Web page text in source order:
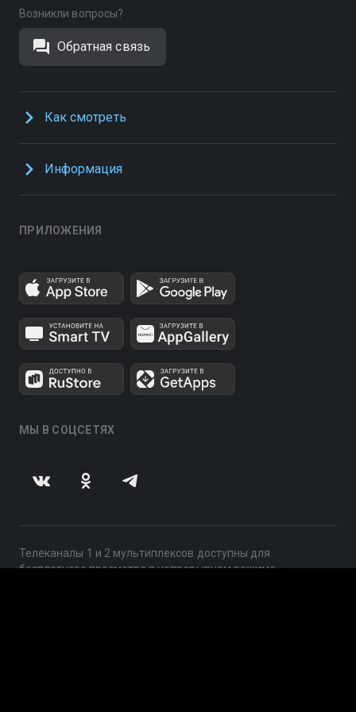
Возникли вопросы?
Обратная связь
Как смотреть
Информация
ПРИЛОЖЕНИЯ
МЫ В СОЦСЕТЯХ
Телеканалы 1 и 2 мультиплексов доступны для
бесплатного просмотра в непрерывном режиме,